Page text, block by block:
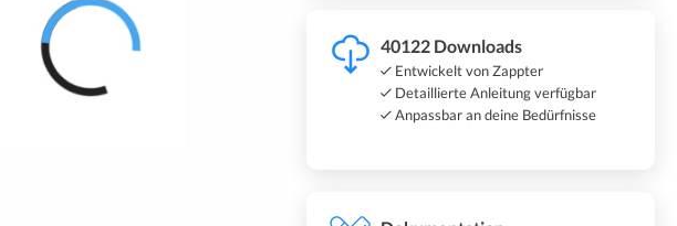
40122 Downloads
Entwickelt von Zappter
Detaillierte Anleitung verfügbar
Anpassbar an deine Bedürfnisse